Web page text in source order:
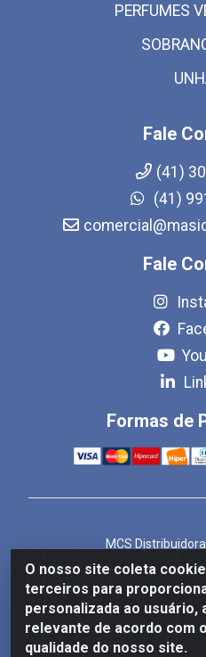
O nosso site coleta
terceiros para
personalizada ao usuário,
relevante de acordo com
qualidade do nosso site.
PERFUMES
Fale
(41)
(41)
Fale
Formas de
MCS
Rua Bom Jesus de Iguape,
CEP
CNPJ